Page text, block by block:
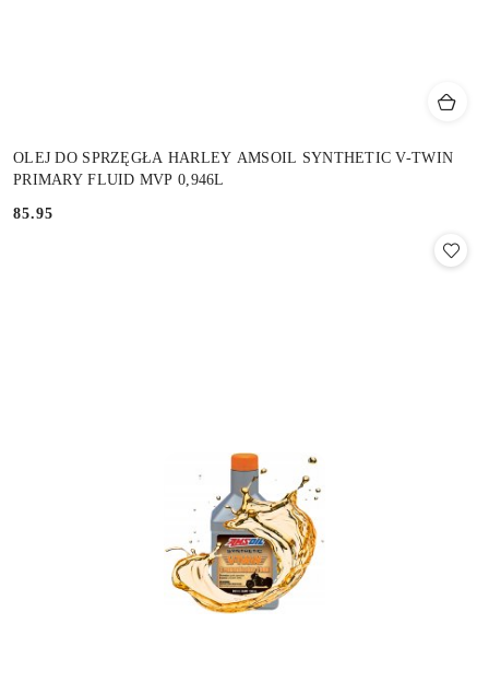
OLEJ DO SPRZĘGŁA HARLEY AMSOIL SYNTHETIC V-TWIN
PRIMARY FLUID MVP 0,946L
Cena:
85.95